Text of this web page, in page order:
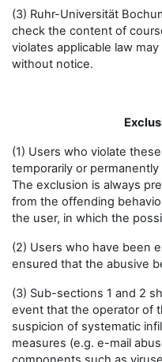
(3) Ruhr-Universität
check the content of
violates applicable law
without notice.
(1) Users who violate
temporarily or
The exclusion is always
from the offending
the user, in which the
(2) Users who have been
ensured that the abusive
(3) Sub-sections 1 and 2
event that the operator of
suspicion of systematic
measures (e.g. e-mail